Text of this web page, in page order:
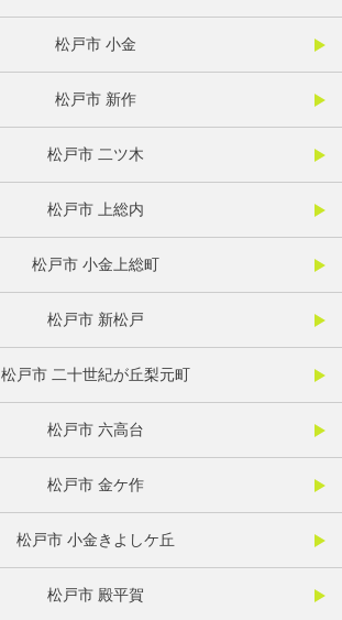
松戸市 小金
松戸市 新作
松戸市 二ツ木
松戸市 上総内
松戸市 小金上総町
松戸市 新松戸
松戸市 二十世紀が丘梨元町
松戸市 六高台
松戸市 金ケ作
松戸市 小金きよしケ丘
松戸市 殿平賀